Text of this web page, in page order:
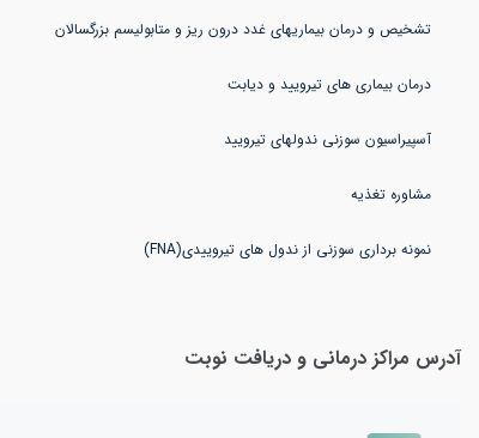
نمونه برداری سوزنی از ندول های تیروییدی(FNA)
آدرس مراکز درمانی و دریافت نوبت